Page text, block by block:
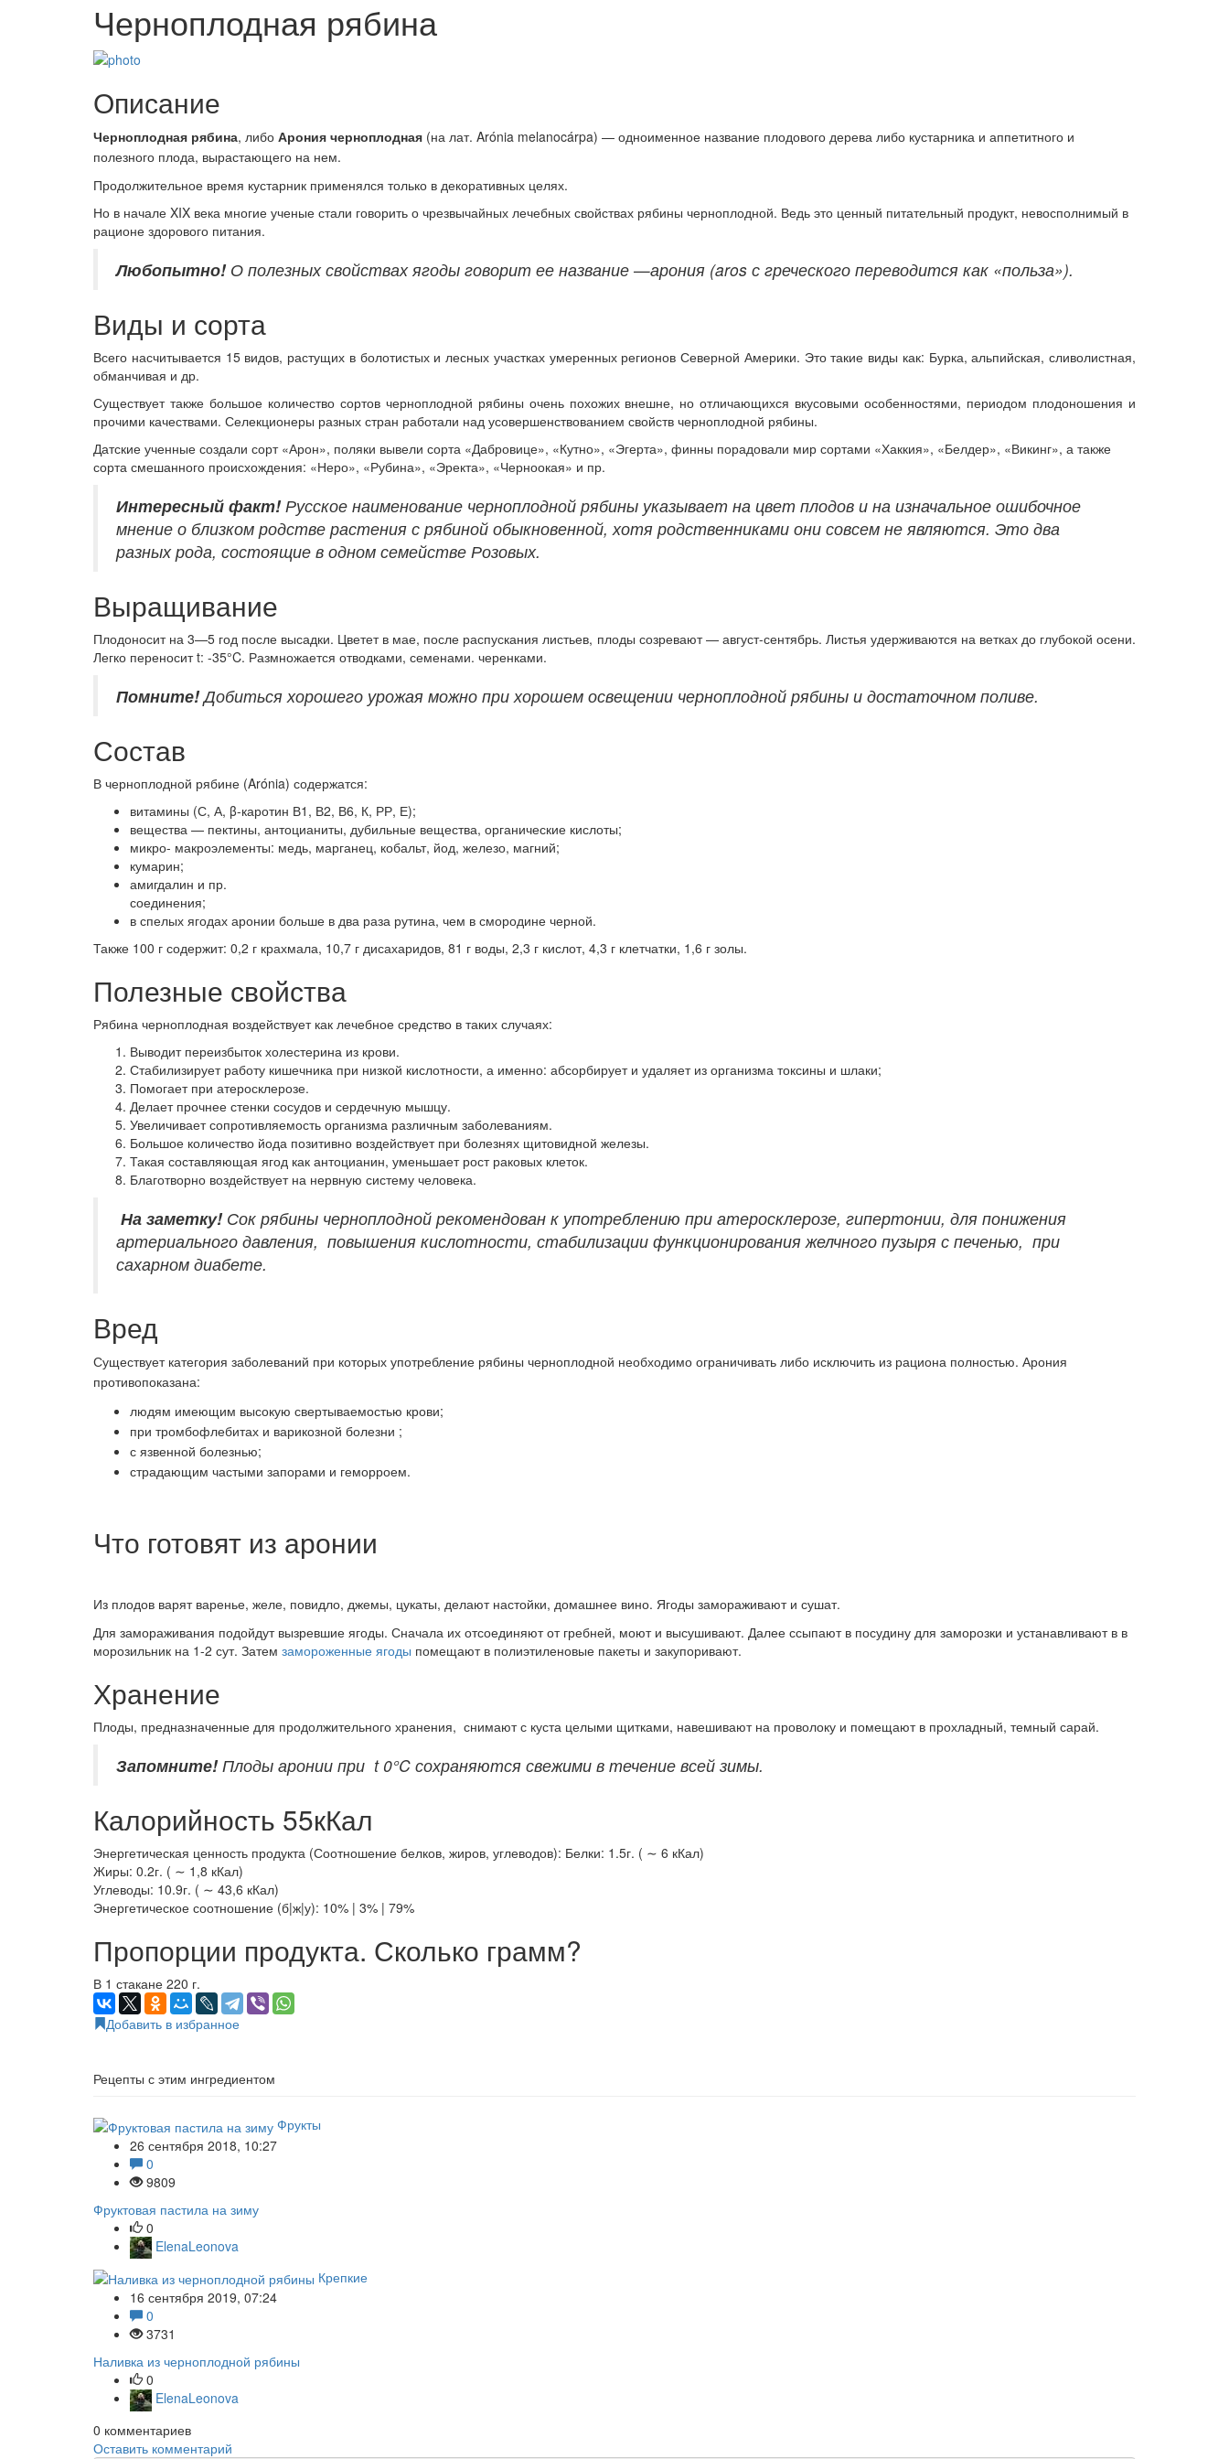
Черноплодная рябина
Описание
Черноплодная рябина, либо Арония черноплодная (на лат. Arónia melanocárpa) — одноименное название плодового дерева либо кустарника и аппетитного и
полезного плода, вырастающего на нем.
Продолжительное время кустарник применялся только в декоративных целях.
Но в начале XIX века многие ученые стали говорить о чрезвычайных лечебных свойствах рябины черноплодной. Ведь это ценный питательный продукт, невосполнимый в
рационе здорового питания.
Любопытно!О полезных свойствах ягоды говорит ее название —арония (aros с греческого переводится как «польза»).
Виды и сорта
Всего насчитывается 15 видов, растущих в болотистых и лесных участках умеренных регионов Северной Америки. Это такие виды как: Бурка, альпийская, сливолистная,
обманчивая и др.
Существует также большое количество сортов черноплодной рябины очень похожих внешне, но отличающихся вкусовыми особенностями, периодом плодоношения и
прочими качествами. Селекционеры разных стран работали над усовершенствованием свойств черноплодной рябины.
Датские ученные создали сорт «Арон», поляки вывели сорта «Дабровице», «Кутно», «Эгерта», финны порадовали мир сортами «Хаккия», «Белдер», «Викинг», а также
сорта смешанного происхождения: «Неро», «Рубина», «Эректа», «Черноокая» и пр.
Интересный факт!Русское наименование черноплодной рябины указывает на цвет плодов и на изначальное ошибочное
мнение о близком родстве растения с рябиной обыкновенной, хотя родственниками они совсем не являются. Это два
разных рода, состоящие в одном семействе Розовых.
Выращивание
Плодоносит на 3—5 год после высадки. Цветет в мае, после распускания листьев, плоды созревают — август-сентябрь. Листья удерживаются на ветках до глубокой осени.
Легко переносит t: -35°C. Размножается отводками, семенами. черенками.
Помните!Добиться хорошего урожая можно при хорошем освещении черноплодной рябины и достаточном поливе.
Состав
В черноплодной рябине (Arónia) содержатся:
витамины (С, А, β-каротин В1, В2, В6, К, РР, Е);
вещества — пектины, антоцианиты, дубильные вещества, органические кислоты;
микро- макроэлементы: медь, марганец, кобальт, йод, железо, магний;
кумарин;
амигдалин и пр.
соединения;
в спелых ягодах аронии больше в два раза рутина, чем в смородине черной.
Также 100 г содержит: 0,2 г крахмала, 10,7 г дисахаридов, 81 г воды, 2,3 г кислот, 4,3 г клетчатки, 1,6 г золы.
Полезные свойства
Рябина черноплодная воздействует как лечебное средство в таких случаях:
Выводит переизбыток холестерина из крови.
Стабилизирует работу кишечника при низкой кислотности, а именно: абсорбирует и удаляет из организма токсины и шлаки;
Помогает при атеросклерозе.
Делает прочнее стенки сосудов и сердечную мышцу.
Увеличивает сопротивляемость организма различным заболеваниям.
Большое количество йода позитивно воздействует при болезнях щитовидной железы.
Такая составляющая ягод как антоцианин, уменьшает рост раковых клеток.
Благотворно воздействует на нервную систему человека.
На заметку!Сок рябины черноплодной рекомендован к употреблению при атеросклерозе, гипертонии, для понижения
артериального давления, повышения кислотности, стабилизации функционирования желчного пузыря с печенью, при
сахарном диабете.
Вред
Существует категория заболеваний при которых употребление рябины черноплодной необходимо ограничивать либо исключить из рациона полностью. Арония
противопоказана:
людям имеющим высокую свертываемостью крови;
при тромбофлебитах и варикозной болезни ;
с язвенной болезнью;
страдающим частыми запорами и геморроем.
Что готовят из аронии
Из плодов варят варенье, желе, повидло, джемы, цукаты, делают настойки, домашнее вино. Ягоды замораживают и сушат.
Для замораживания подойдут вызревшие ягоды. Сначала их отсоединяют от гребней, моют и высушивают. Далее ссыпают в посудину для заморозки и устанавливают в в
морозильник на 1-2 сут. Затем замороженные ягоды помещают в полиэтиленовые пакеты и закупоривают.
Хранение
Плоды, предназначенные для продолжительного хранения, снимают с куста целыми щитками, навешивают на проволоку и помещают в прохладный, темный сарай.
Запомните!Плоды аронии при t 0°C сохраняются свежими в течение всей зимы.
Калорийность 55кКал
Энергетическая ценность продукта (Соотношение белков, жиров, углеводов): Белки: 1.5г. ( ∼ 6 кКал)
Жиры: 0.2г. ( ∼ 1,8 кКал)
Углеводы: 10.9г. ( ∼ 43,6 кКал)
Энергетическое соотношение (б|ж|у): 10% | 3% | 79%
Пропорции продукта. Сколько грамм?
В 1 стакане 220 г.
Добавить в избранное
Рецепты с этим ингредиентом
Фрукты
26 сентября 2018, 10:27
0
9809
Фруктовая пастила на зиму
0
ElenaLeonova
Крепкие
16 сентября 2019, 07:24
0
3731
Наливка из черноплодной рябины
0
ElenaLeonova
0 комментариев
Оставить комментарий